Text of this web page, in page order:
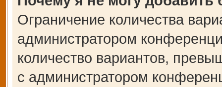
Ограничение количества
администратором
количество вариантов,
с администратором